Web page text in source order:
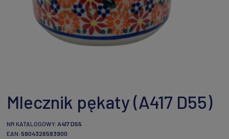
Mlecznik pękaty (A417 D55)
NR KATALOGOWY: A417 D55
EAN: 5904326583900